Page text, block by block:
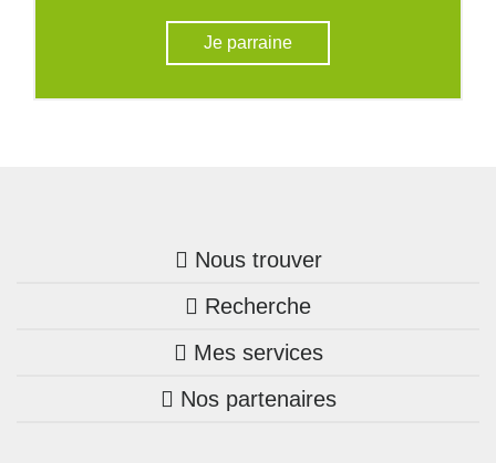
Je parraine
Nous trouver
Trouver une agence
Bretagne
Pays de la Loire
Recherche
Nos annonces
Maison + terrain
Mes services
Mon compte Trecobois
Nos partenaires